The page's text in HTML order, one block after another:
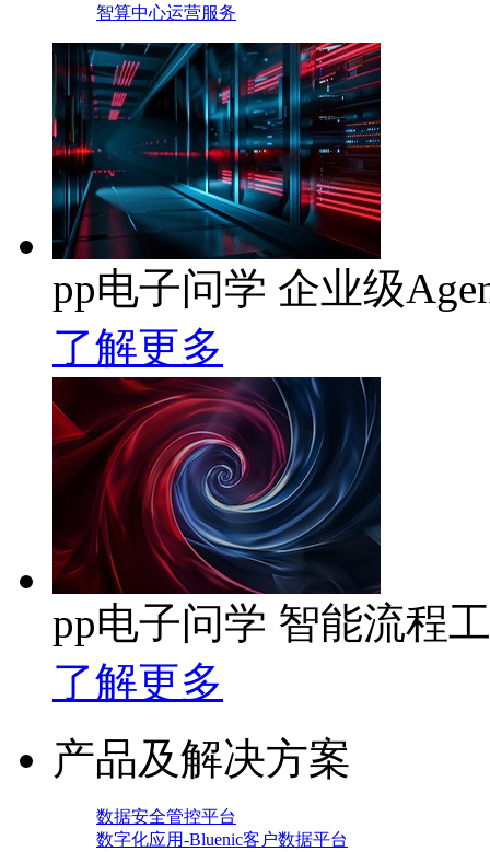
智算中心运营服务
pp电子问学 企业级
了解更多
pp电子问学 智能流程
了解更多
产品及解决方案
数据安全管控平台
数字化应用-Bluenic客户数据平台